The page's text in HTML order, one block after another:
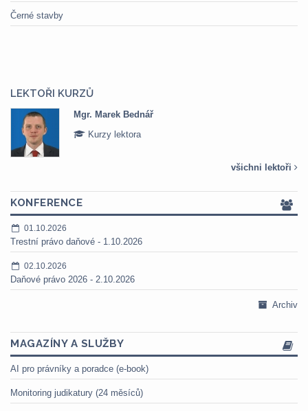
Černé stavby
LEKTOŘI KURZŮ
Mgr. Marek Bednář
Kurzy lektora
všichni lektoři
KONFERENCE
01.10.2026
Trestní právo daňové - 1.10.2026
02.10.2026
Daňové právo 2026 - 2.10.2026
Archiv
MAGAZÍNY A SLUŽBY
AI pro právníky a poradce (e-book)
Monitoring judikatury (24 měsíců)